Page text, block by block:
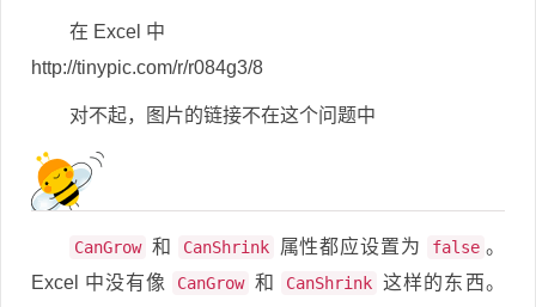
在 Excel 中
http://tinypic.com/r/r084g3/8
对不起，图片的链接不在这个问题中
CanGrow 和 CanShrink 属性都应设置为 false 。
Excel 中没有像
CanGrow 和 CanShrink 这样的东西。